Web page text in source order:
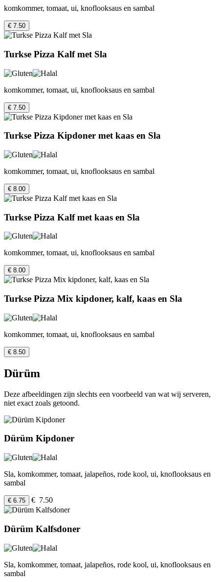
komkommer, tomaat, ui, knoflooksaus en sambal
€ 7.50
Turkse Pizza Kalf met Sla
komkommer, tomaat, ui, knoflooksaus en sambal
€ 7.50
Turkse Pizza Kipdoner met kaas en Sla
komkommer, tomaat, ui, knoflooksaus en sambal
€ 8.00
Turkse Pizza Kalf met kaas en Sla
komkommer, tomaat, ui, knoflooksaus en sambal
€ 8.00
Turkse Pizza Mix kipdoner, kalf, kaas en Sla
komkommer, tomaat, ui, knoflooksaus en sambal
€ 8.50
Dürüm
Deze afbeeldingen zijn slechts een voorbeeld van wat wij serveren,
niet exact zoals getoond.
Dürüm Kipdoner
Sla, komkommer, tomaat, jalapeños, rode kool, ui, knoflooksaus en
sambal
€ 6.75 € 7.50
Dürüm Kalfsdoner
Sla, komkommer, tomaat, jalapeños, rode kool, ui, knoflooksaus en
sambal